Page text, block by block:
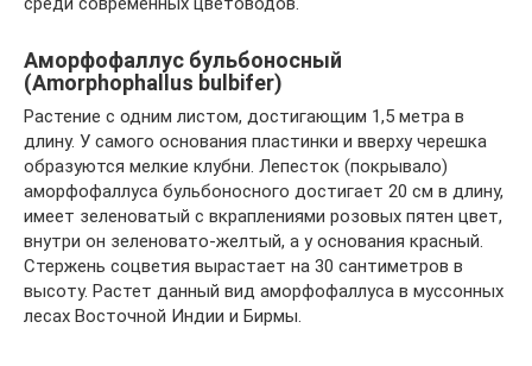
Аморфофаллус бульбоносный
(Amorphophallus bulbifer)
Растение с одним листом, достигающим 1,5 метра в
длину. У самого основания пластинки и вверху черешка
образуются мелкие клубни. Лепесток (покрывало)
аморфофаллуса бульбоносного достигает 20 см в длину,
имеет зеленоватый с вкраплениями розовых пятен цвет,
внутри он зеленовато-желтый, а у основания красный.
Стержень соцветия вырастает на 30 сантиметров в
высоту. Растет данный вид аморфофаллуса в муссонных
лесах Восточной Индии и Бирмы.